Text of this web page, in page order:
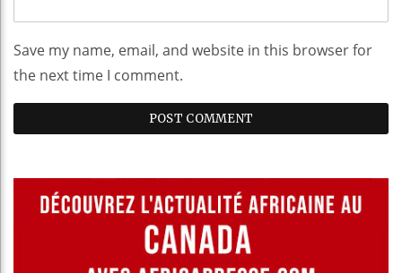
Save my name, email, and website in this browser for
the next time I comment.